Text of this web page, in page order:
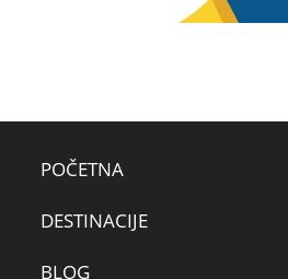
POČETNA
DESTINACIJE
BLOG